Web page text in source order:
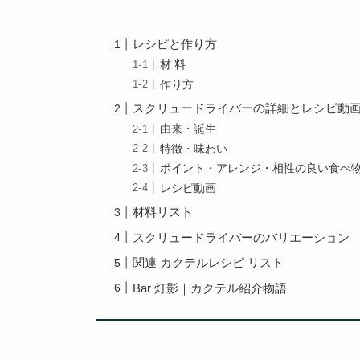
レシピと作り方
材 料
作り方
スクリュードライバーの詳細とレシピ動
由来・誕生
特徴・味わい
ポイント・アレンジ・相性の良い食べ
レシピ動画
材料リスト
スクリュードライバーのバリエーション
関連 カクテルレシピ リスト
Bar 灯影｜カクテル紹介物語